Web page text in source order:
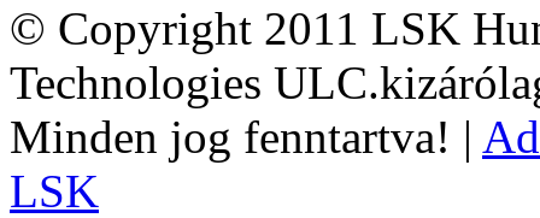
© Copyright 2011 LSK
Technologies
Minden jog fenntartva! |
LSK